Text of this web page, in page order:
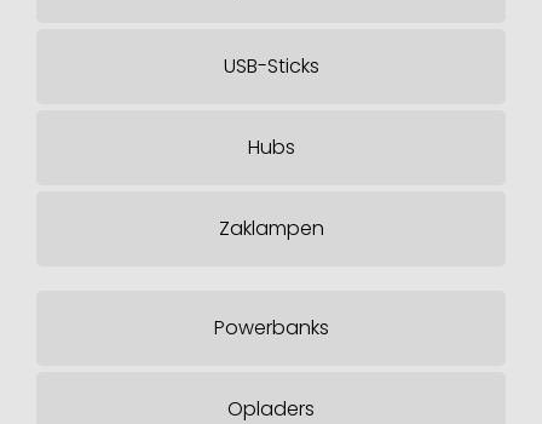
USB-Sticks
Hubs
Zaklampen
Powerbanks
Opladers